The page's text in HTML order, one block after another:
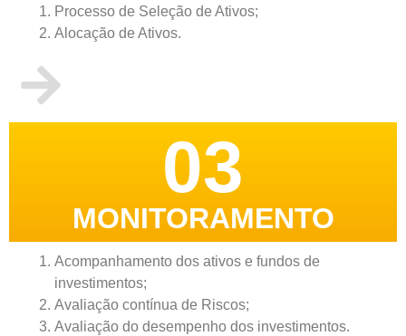
Processo de Seleção de Ativos;
Alocação de Ativos.
03
MONITORAMENTO
Acompanhamento dos ativos e fundos de
investimentos;
Avaliação contínua de Riscos;
Avaliação do desempenho dos investimentos.